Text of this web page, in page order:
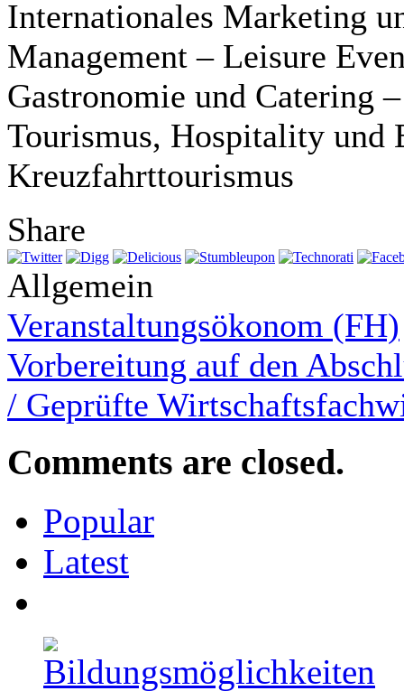
Internationales Marketing
Management – Leisure
Gastronomie und Catering
Tourismus, Hospitality und
Kreuzfahrttourismus
Share
Allgemein
Veranstaltungsökonom (FH)
Vorbereitung auf den
/ Geprüfte
Comments are closed.
Popular
Latest